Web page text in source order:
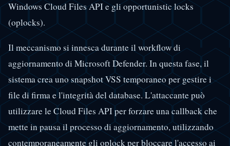
Windows Cloud Files API e gli opportunistic locks
(oplocks).
Il meccanismo si innesca durante il workflow di
aggiornamento di Microsoft Defender. In questa fase, il
sistema crea uno snapshot VSS temporaneo per gestire i
file di firma e l'integrità del database. L'attaccante può
utilizzare le Cloud Files API per forzare una callback che
mette in pausa il processo di aggiornamento, utilizzando
contemporaneamente gli oplock per bloccare l'accesso ai